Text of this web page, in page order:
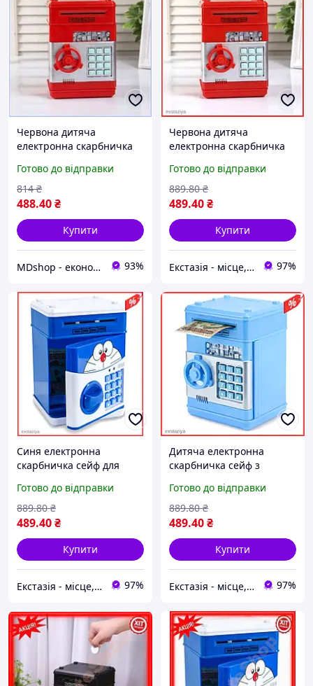
Червона дитяча
електронна скарбничка
функцією автоматичного
купюроприймача МШоп1
Готово до відправки
488.40₴
814 ₴
Купити
MDshop - економія поруч 93%
Червона дитяча
електронна скарбничка
функцією автоматичного
прийому купюр ext1
Готово до відправки
489.40₴
889.80 ₴
Купити
Екстазія - місце, де народжуються насолоди 97%
Синя електронна
скарбничка сейф для
функцією автоматичного
прийому купюр ext1
Готово до відправки
489.40₴
889.80 ₴
Купити
Екстазія - місце, де народжуються насолоди 97%
Дитяча електронна
скарбничка сейф з
функцією автоматичного
прийому паперових
грошей ext1
Готово до відправки
489.40₴
889.80 ₴
Купити
Екстазія - місце, де народжуються насолоди 97%